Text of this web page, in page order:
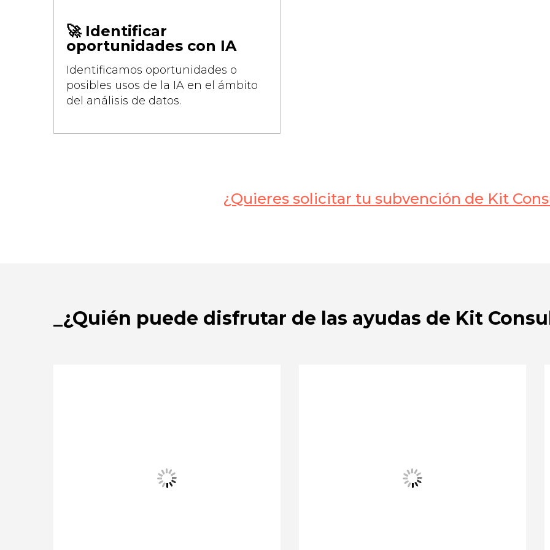
🚀 Identificar
oportunidades con IA
Identificamos oportunidades o
posibles usos de la IA en el ámbito
del análisis de datos.
¿Quieres solicitar tu subvención de Kit
¿Quién puede disfrutar de las ayudas de Kit